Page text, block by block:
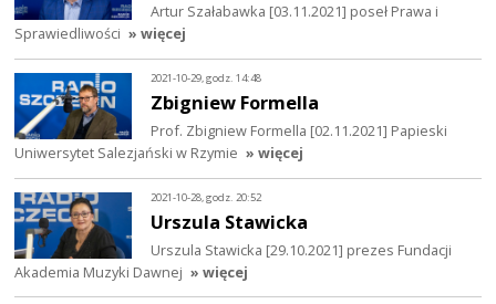
Artur Szałabawka [03.11.2021] poseł Prawa i
Sprawiedliwości » więcej
2021-10-29, godz. 14:48
Zbigniew Formella
Prof. Zbigniew Formella [02.11.2021] Papieski
Uniwersytet Salezjański w Rzymie » więcej
2021-10-28, godz. 20:52
Urszula Stawicka
Urszula Stawicka [29.10.2021] prezes Fundacji
Akademia Muzyki Dawnej » więcej